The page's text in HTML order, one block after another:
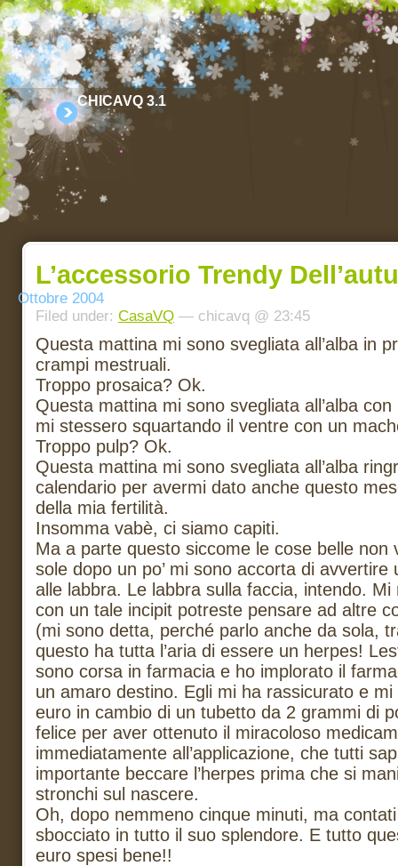
CHICAVQ 3.1
L’accessorio Trendy
Ottobre 2004
Filed under: CasaVQ — chicavq @ 23:45
Questa mattina mi sono svegliata all’alba in
crampi mestruali.
Troppo prosaica? Ok.
Questa mattina mi sono svegliata all’alba
mi stessero squartando il ventre con un
Troppo pulp? Ok.
Questa mattina mi sono svegliata all’alba
calendario per avermi dato anche questo
della mia fertilità.
Insomma vabè, ci siamo capiti.
Ma a parte questo siccome le cose belle non
sole dopo un po’ mi sono accorta di avvertire
alle labbra. Le labbra sulla faccia, intendo. Mi
con un tale incipit potreste pensare ad altre
(mi sono detta, perché parlo anche da sola,
questo ha tutta l’aria di essere un herpes!
sono corsa in farmacia e ho implorato il
un amaro destino. Egli mi ha rassicurato e
euro in cambio di un tubetto da 2 grammi di
felice per aver ottenuto il miracoloso
immediatamente all’applicazione, che tutti
importante beccare l’herpes prima che si
stronchi sul nascere.
Oh, dopo nemmeno cinque minuti, ma contati
sbocciato in tutto il suo splendore. E tutto
euro spesi bene!!